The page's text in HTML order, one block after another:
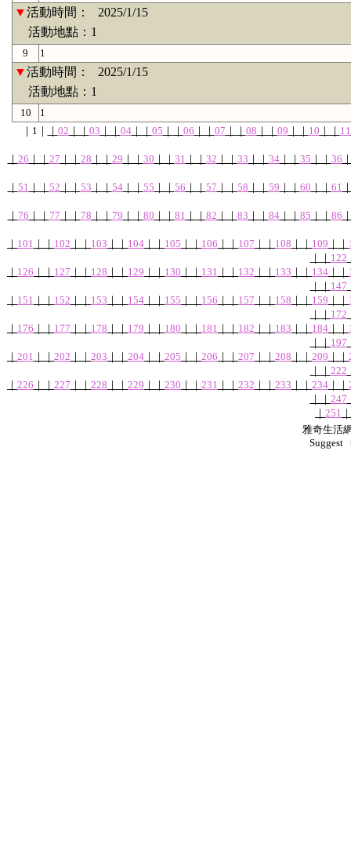
▼活動時間：
2025/1/15
活動地點：1
9 1
▼活動時間：
2025/1/15
活動地點：1
10
1
｜ 1 ｜ ｜ 02 ｜ ｜ 03 ｜ ｜ 04｜ ｜ 05 ｜ ｜ 06 ｜ ｜ 07 ｜ ｜ 08 ｜ ｜ 09 ｜ ｜ 10 ｜ ｜ 11
｜ 26 ｜ ｜ 27 ｜ ｜ 28 ｜ ｜ 29 ｜ ｜ 30 ｜ ｜ 31 ｜ ｜ 32 ｜ ｜ 33 ｜ ｜ 34｜ ｜ 35 ｜ ｜ 36
｜ 51 ｜ ｜ 52 ｜ ｜ 53 ｜ ｜ 54｜ ｜ 55 ｜ ｜ 56 ｜ ｜ 57 ｜ ｜ 58 ｜ ｜ 59 ｜ ｜ 60 ｜ ｜ 61
｜ 76 ｜ ｜ 77 ｜ ｜ 78 ｜ ｜ 79 ｜ ｜ 80 ｜ ｜ 81 ｜ ｜ 82 ｜ ｜ 83 ｜ ｜ 84｜ ｜ 85 ｜ ｜ 86
｜ 101 ｜ ｜ 102 ｜ ｜ 103 ｜ ｜ 104 ｜ ｜ 105 ｜ ｜ 106 ｜ ｜ 107 ｜ ｜ 108 ｜ ｜ 109 ｜ ｜
｜
｜ 122
｜ 126 ｜ ｜ 127 ｜ ｜ 128 ｜ ｜ 129 ｜ ｜ 130 ｜ ｜ 131 ｜ ｜ 132 ｜ ｜ 133 ｜ ｜ 134 ｜ ｜
｜
｜ 147
｜ 151 ｜ ｜ 152 ｜ ｜ 153 ｜ ｜ 154 ｜ ｜ 155 ｜ ｜ 156 ｜ ｜ 157 ｜ ｜ 158 ｜ ｜ 159 ｜ ｜
｜
｜ 172
｜ 176 ｜ ｜ 177 ｜ ｜ 178 ｜ ｜ 179 ｜ ｜ 180 ｜ ｜ 181 ｜ ｜ 182 ｜ ｜ 183 ｜ ｜ 184 ｜ ｜
｜
｜ 197
｜ 201 ｜ ｜ 202 ｜ ｜ 203 ｜ ｜ 204 ｜ ｜ 205 ｜ ｜ 206 ｜ ｜ 207 ｜ ｜ 208 ｜ ｜ 209 ｜ ｜
｜
｜ 222
｜ 226 ｜ ｜ 227 ｜ ｜ 228 ｜ ｜ 229 ｜ ｜ 230 ｜ ｜ 231 ｜ ｜ 232 ｜ ｜ 233 ｜ ｜ 234 ｜ ｜
｜
｜ 247
｜ 251 ｜
雅奇生活
Suggest